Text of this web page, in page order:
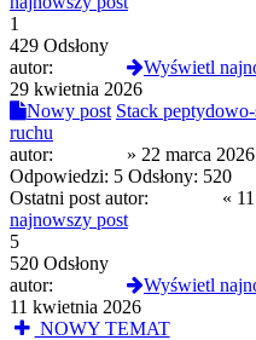
1
429 Odsłony
autor:
Wyświetl
29 kwietnia 2026
Nowy post Stack
ruchu
autor:
» 22 marca 2026
Odpowiedzi: 5 Odsłony: 520
Ostatni post autor:
«
najnowszy post
5
520 Odsłony
autor:
Wyświetl
11 kwietnia 2026
NOWY TEMAT